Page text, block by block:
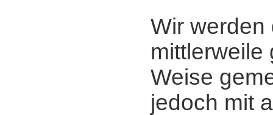
Wir werden
mittlerweile
Weise
jedoch mit